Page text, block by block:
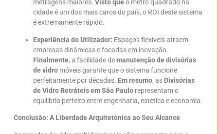
metragens maiores. Visto queo metro quadrado na
cidade é um dos mais caros do país, o ROI deste sistema
é extremamente rápido.
Experiência do Utilizador: Espaços flexíveis atraem
empresas dinâmicas e focadas em inovação.
Finalmente, a facilidade demanutenção de divisórias
de vidro móveis garante que o sistema funcione
perfeitamente por décadas. Em resumo, as Divisórias
de Vidro Retráteis em São Paulo representam o
equilíbrio perfeito entre engenharia, estética e economia.
Conclusão: A Liberdade Arquitetónica ao Seu Alcance